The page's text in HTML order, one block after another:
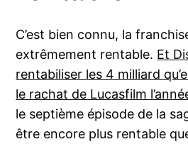
C’est bien connu, la
extrêmement rentable. Et
rentabiliser les 4 milliard
le rachat de Lucasfilm
le septième épisode de la
être encore plus rentable